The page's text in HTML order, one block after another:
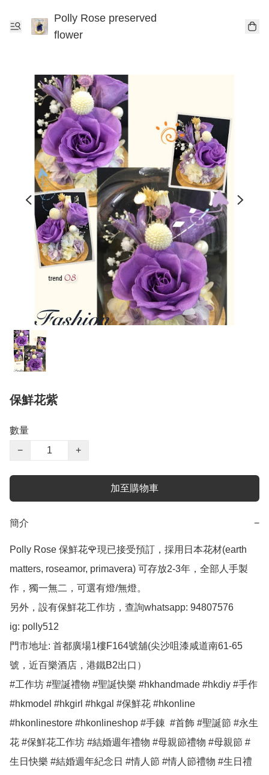
Polly Rose preserved
flower
保鮮花紫
數量
−
+
加至購物車
簡介 −
Polly Rose 保鮮花🌹現已接受預訂，採用日本花材(earth
matters, roseamor, primavera) 可存放2-3年，全部人手製
作，獨一無二，可選有燈/無燈。
另外，設有保鮮花工作坊，查詢whatsapp: 94807576
ig: polly512
門市地址: 首都廣場1樓F164號舖(尖沙咀漆咸道南61-65
號，近百樂酒店，港鐵B2出口）
#工作坊 #聖誕禮物 #聖誕快樂 #hkhandmade #hkdiy #手作
#hkmodel #hkgirl #hkgal #保鮮花 #hkonline
#hkonlinestore #hkonlineshop #手錬  #首飾 #聖誕節 #永生
花 #保鮮花工作坊 #結婚週年禮物 #母親節禮物 #母親節 #
生日快樂 #結婚週年紀念日 #情人節 #情人節禮物 #生日禮